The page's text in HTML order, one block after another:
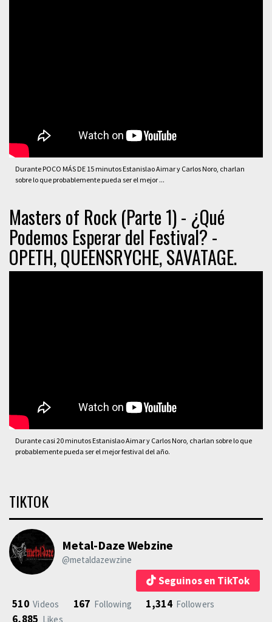
Durante POCO MÁS DE 15 minutos Estanislao Aimar y Carlos Noro, charlan
sobre lo que probablemente pueda ser el mejor ...
Masters of Rock (Parte 1) - ¿Qué
Podemos Esperar del Festival? -
OPETH, QUEENSRYCHE, SAVATAGE.
Durante casi 20 minutos Estanislao Aimar y Carlos Noro, charlan sobre lo que
probablemente pueda ser el mejor festival del año.
TIKTOK
Metal-Daze Webzine
@metaldazewzine
Seguinos en TikTok
510 Videos 167 Following 1,314 Followers
6,885 Likes